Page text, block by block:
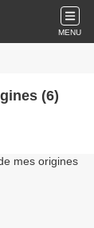
MENU
(6)